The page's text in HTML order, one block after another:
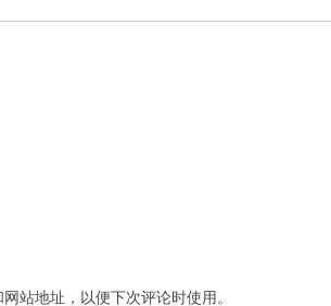
站地址，以便下次评论时使用。